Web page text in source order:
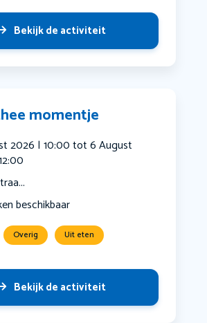
Bekijk de activiteit
momentje
2026 | 10:00 tot 6 August
beschikbaar
Overig Uit eten
Bekijk de activiteit